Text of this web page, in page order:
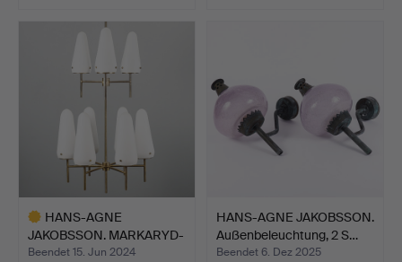
HANS-AGNE
JAKOBSSON. MARKARYD-
DECKENLEUCHT…
Beendet 15. Jun 2024
HANS-AGNE JAKOBSSON.
Außenbeleuchtung, 2 S…
Beendet 6. Dez 2025